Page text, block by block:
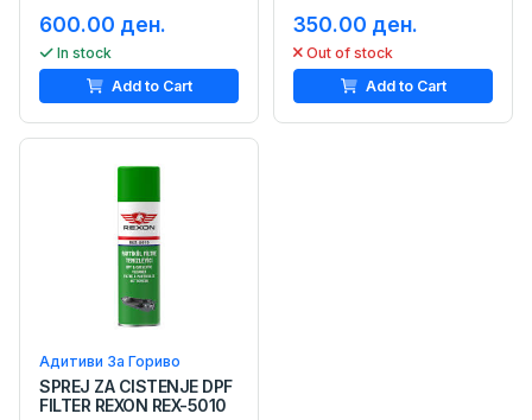
600.00 ден.
In stock
Add to Cart
350.00 ден.
Out of stock
Add to Cart
Адитиви За Гориво
SPREJ ZA CISTENJE DPF
FILTER REXON REX-5010